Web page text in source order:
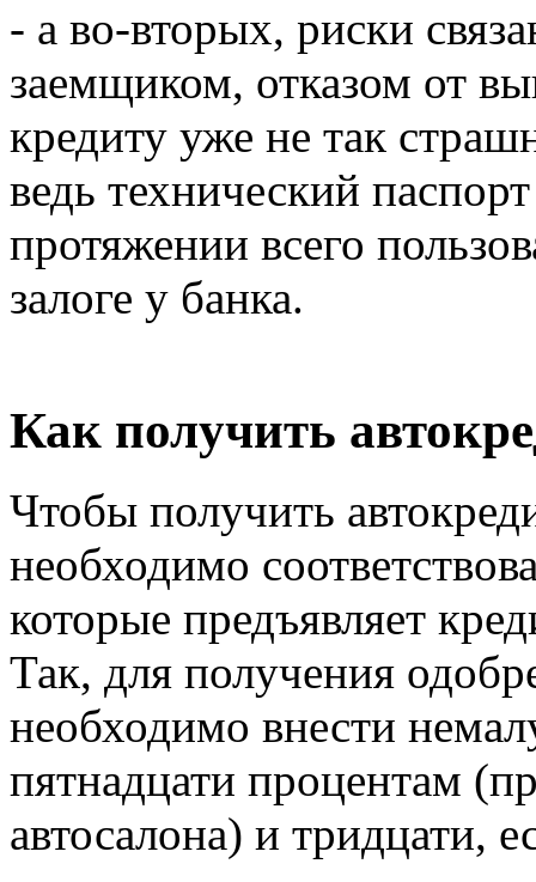
- а во-вторых, риски
заемщиком, отказом от
кредиту уже не так
ведь технический
протяжении всего
залоге у банка.
Как получить
Чтобы получить
необходимо
которые предъявляет
Так, для получения
необходимо внести
пятнадцати процентам
автосалона) и тридцати,